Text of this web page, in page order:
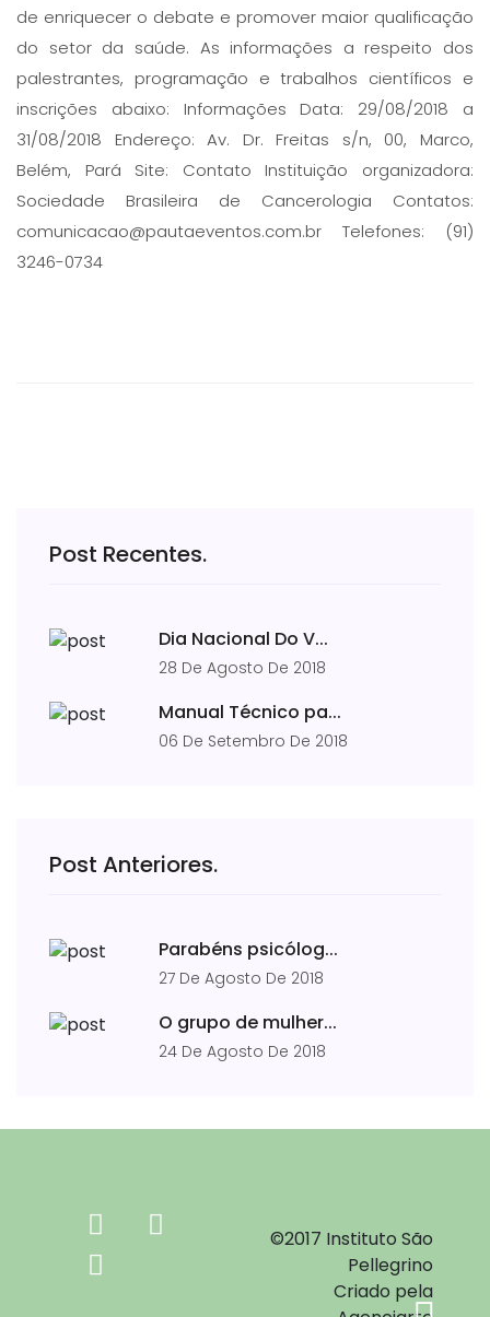
de enriquecer o debate e promover maior qualificação
do setor da saúde. As informações a respeito dos
palestrantes, programação e trabalhos científicos e
inscrições abaixo: Informações Data: 29/08/2018 a
31/08/2018 Endereço: Av. Dr. Freitas s/n, 00, Marco,
Belém, Pará Site: Contato Instituição organizadora:
Sociedade Brasileira de Cancerologia Contatos:
comunicacao@pautaeventos.com.br Telefones: (91)
3246-0734
Post Recentes.
Dia Nacional Do V...
28 De Agosto De 2018
Manual Técnico pa...
06 De Setembro De 2018
Post Anteriores.
Parabéns psicólog...
27 De Agosto De 2018
O grupo de mulher...
24 De Agosto De 2018
©2017 Instituto São
Pellegrino
Criado pela